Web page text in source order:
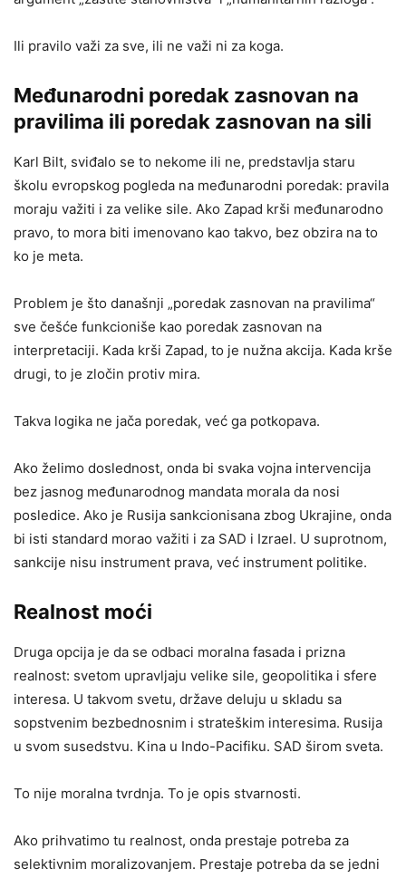
Ili pravilo važi za sve, ili ne važi ni za koga.
Međunarodni poredak zasnovan na
pravilima ili poredak zasnovan na sili
Karl Bilt, sviđalo se to nekome ili ne, predstavlja staru
školu evropskog pogleda na međunarodni poredak: pravila
moraju važiti i za velike sile. Ako Zapad krši međunarodno
pravo, to mora biti imenovano kao takvo, bez obzira na to
ko je meta.
Problem je što današnji „poredak zasnovan na pravilima“
sve češće funkcioniše kao poredak zasnovan na
interpretaciji. Kada krši Zapad, to je nužna akcija. Kada krše
drugi, to je zločin protiv mira.
Takva logika ne jača poredak, već ga potkopava.
Ako želimo doslednost, onda bi svaka vojna intervencija
bez jasnog međunarodnog mandata morala da nosi
posledice. Ako je Rusija sankcionisana zbog Ukrajine, onda
bi isti standard morao važiti i za SAD i Izrael. U suprotnom,
sankcije nisu instrument prava, već instrument politike.
Realnost moći
Druga opcija je da se odbaci moralna fasada i prizna
realnost: svetom upravljaju velike sile, geopolitika i sfere
interesa. U takvom svetu, države deluju u skladu sa
sopstvenim bezbednosnim i strateškim interesima. Rusija
u svom susedstvu. Kina u Indo-Pacifiku. SAD širom sveta.
To nije moralna tvrdnja. To je opis stvarnosti.
Ako prihvatimo tu realnost, onda prestaje potreba za
selektivnim moralizovanjem. Prestaje potreba da se jedni